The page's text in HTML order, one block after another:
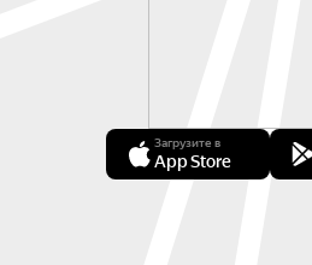
Загрузите в
App Store